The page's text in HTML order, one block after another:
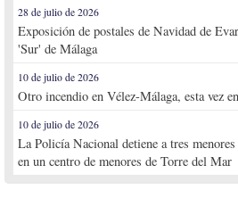
28 de julio de 2026
Exposición de postales de Navidad de
'Sur' de Málaga
10 de julio de 2026
Otro incendio en Vélez-Málaga, esta vez
10 de julio de 2026
La Policía Nacional detiene a tres
en un centro de menores de Torre del Mar